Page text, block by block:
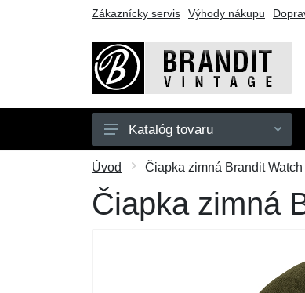
Zákaznícky servis Výhody nákupu
Pánske
Dámske
Detské
Katalóg tovaru
Úvod Čiapka zimná Brandit
Čiapka zimná